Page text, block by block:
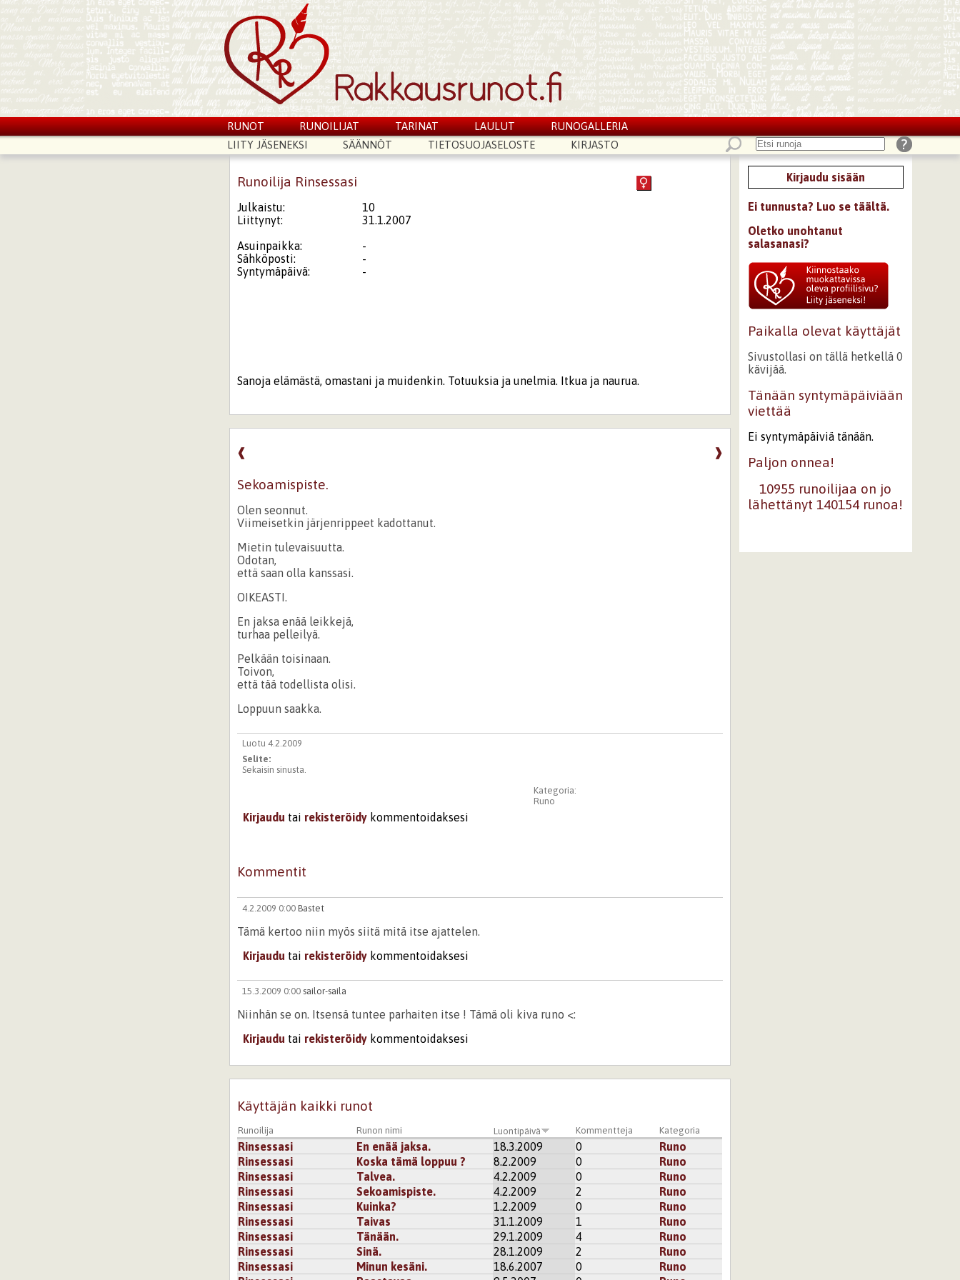
RUNOT RUNOILIJAT TARINAT LAULUT
RUNOGALLERIA
LIITY JÄSENEKSI
SÄÄNNÖT TIETOSUOJASELOSTE KIRJASTO
Runoilija Rinsessasi
Julkaistu:
10
Liittynyt:
31.1.2007
Asuinpaikka:
-
Sähköposti:
-
Syntymäpäivä:
-
Sanoja elämästä, omastani ja muidenkin. Totuuksia ja unelmia. Itkua ja naurua.
❱
❰
Sekoamispiste.
Olen seonnut.
Viimeisetkin järjenrippeet kadottanut.
Mietin tulevaisuutta.
Odotan,
että saan olla kanssasi.
OIKEASTI.
En jaksa enää leikkejä,
turhaa pelleilyä.
Pelkään toisinaan.
Toivon,
että tää todellista olisi.
Loppuun saakka.
Luotu 4.2.2009
Selite:
Sekaisin sinusta.
Kategoria:
Runo
Kirjaudu tai rekisteröidy kommentoidaksesi
Kommentit
4.2.2009 0:00 Bastet
Tämä kertoo niin myös siitä mitä itse ajattelen.
Kirjaudu tai rekisteröidy kommentoidaksesi
15.3.2009 0:00 sailor-saila
Niinhän se on. Itsensä tuntee parhaiten itse ! Tämä oli kiva runo <:
Kirjaudu tai rekisteröidy kommentoidaksesi
Käyttäjän kaikki runot
Runoilija Runon nimi Luontipäivä Kommentteja Kategoria
Rinsessasi En enää jaksa. 18.3.2009 0
Runo
Rinsessasi
Koska tämä loppuu ? 8.2.2009 0
Runo
Rinsessasi
Talvea. 4.2.2009 0
Runo
Rinsessasi
Sekoamispiste. 4.2.2009 2
Runo
Rinsessasi
Kuinka? 1.2.2009 0
Runo
Rinsessasi
Taivas 31.1.2009 1
Runo
Rinsessasi
Tänään. 29.1.2009 4
Runo
Rinsessasi
Sinä. 28.1.2009 2
Runo
Rinsessasi
Minun kesäni. 18.6.2007 0
Runo
Kirjaudu sisään
Ei tunnusta? Luo se täältä.
Oletko unohtanut
salasanasi?
Paikalla olevat käyttäjät
Sivustollasi on tällä hetkellä 0
kävijää.
Tänään syntymäpäiviään
viettää
Ei syntymäpäiviä tänään.
Paljon onnea!
10955 runoilijaa on jo
lähettänyt 140154 runoa!